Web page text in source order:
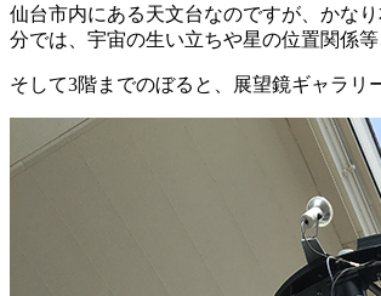
仙台市内にある天文台なのですが、かな
分では、宇宙の生い立ちや星の位置関係
そして3階までのぼると、展望鏡ギャラリ